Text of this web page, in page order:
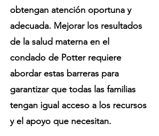
obtengan atención oportuna y
adecuada. Mejorar los resultados
de la salud materna en el
condado de Potter requiere
abordar estas barreras para
garantizar que todas las familias
tengan igual acceso a los recursos
y el apoyo que necesitan.